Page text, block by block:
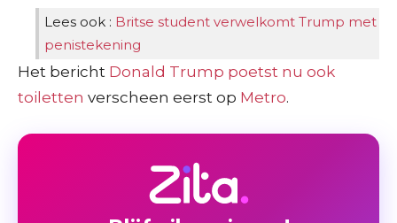
Lees ook : Britse student verwelkomt Trump met
penistekening
Het bericht Donald Trump poetst nu ook
toiletten verscheen eerst op Metro.